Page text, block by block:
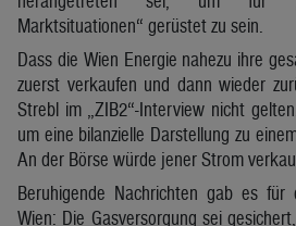
Marktsituationen“ gerüstet zu sein.
Dass die Wien Energie nahezu ihre
zuerst verkaufen und dann wieder
Strebl im „ZIB2“-Interview nicht
um eine bilanzielle Darstellung zu
An der Börse würde jener Strom
Beruhigende Nachrichten gab es für
Wien: Die Gasversorgung sei